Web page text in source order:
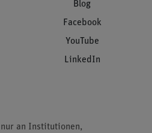
Blog
Facebook
YouTube
LinkedIn
an Institutionen,